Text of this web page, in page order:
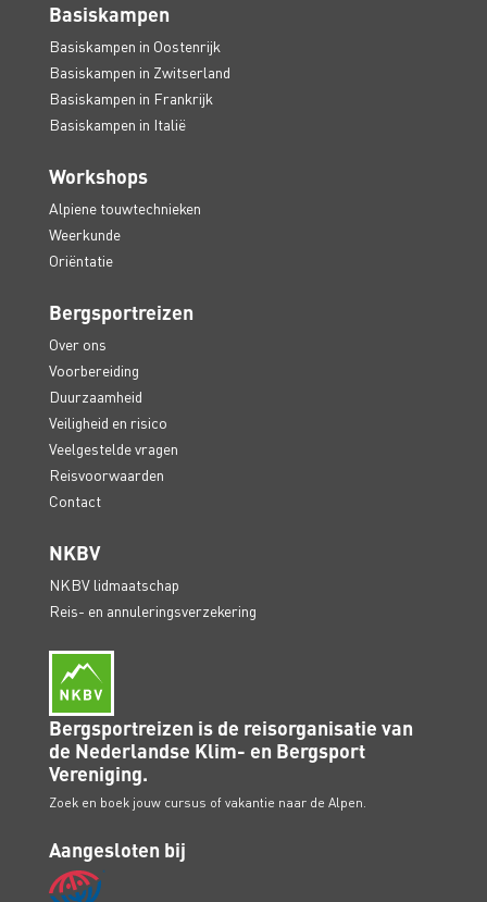
Basiskampen
Basiskampen in Oostenrijk
Basiskampen in Zwitserland
Basiskampen in Frankrijk
Basiskampen in Italië
Workshops
Alpiene touwtechnieken
Weerkunde
Oriëntatie
Bergsportreizen
Over ons
Voorbereiding
Duurzaamheid
Veiligheid en risico
Veelgestelde vragen
Reisvoorwaarden
Contact
NKBV
NKBV lidmaatschap
Reis- en annuleringsverzekering
Bergsportreizen is de reisorganisatie van
de Nederlandse Klim- en Bergsport
Vereniging.
Zoek en boek jouw cursus of vakantie naar de Alpen.
Aangesloten bij